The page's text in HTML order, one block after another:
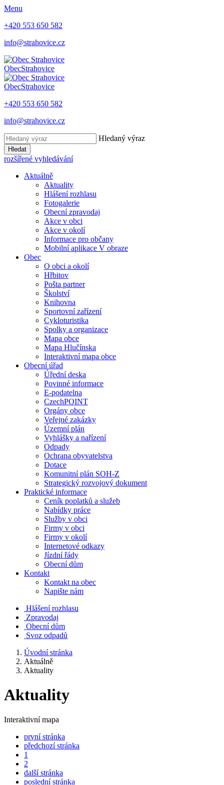
Menu
+420 553 650 582
info@strahovice.cz
ObecStrahovice
ObecStrahovice
+420 553 650 582
info@strahovice.cz
Hledaný výraz
Hledat
rozšířené vyhledávání
Aktuálně
Aktuality
Hlášení rozhlasu
Fotogalerie
Obecní zpravodaj
Akce v obci
Akce v okolí
Informace pro občany
Mobilní aplikace V obraze
Obec
O obci a okolí
Hřbitov
Pošta partner
Školství
Knihovna
Sportovní zařízení
Cykloturistika
Spolky a organizace
Mapa obce
Mapa Hlučínska
Interaktivní mapa obce
Obecní úřad
Úřední deska
Povinné informace
E-podatelna
CzechPOINT
Orgány obce
Veřejné zakázky
Územní plán
Vyhlášky a nařízení
Odpady
Ochrana obyvatelstva
Dotace
Komunitní plán SOH-Z
Strategický rozvojový dokument
Praktické informace
Ceník poplatků a služeb
Nabídky práce
Služby v obci
Firmy v obci
Firmy v okolí
Internetové odkazy
Jízdní řády
Obecní dům
Kontakt
Kontakt na obec
Napište nám
Hlášení rozhlasu
Zpravodaj
Obecní dům
Svoz odpadů
Úvodní stránka
Aktuálně
Aktuality
Aktuality
Interaktivní mapa
první stránka
předchozí stránka
1
2
další stránka
poslední stránka